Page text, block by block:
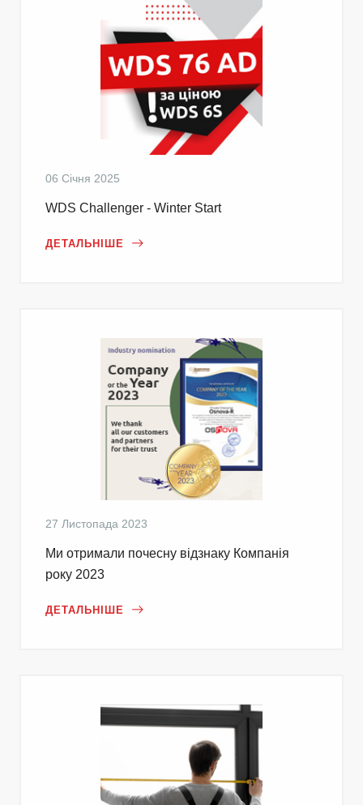
06 Січня 2025
WDS Challenger - Winter Start
ДЕТАЛЬНІШЕ
27 Листопада 2023
Ми отримали почесну відзнаку Компанія
року 2023
ДЕТАЛЬНІШЕ